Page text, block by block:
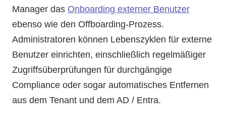
Manager das Onboarding externer Benutzer
ebenso wie den Offboarding-Prozess.
Administratoren können Lebenszyklen für externe
Benutzer einrichten, einschließlich regelmäßiger
Zugriffsüberprüfungen für durchgängige
Compliance oder sogar automatisches Entfernen
aus dem Tenant und dem AD / Entra.